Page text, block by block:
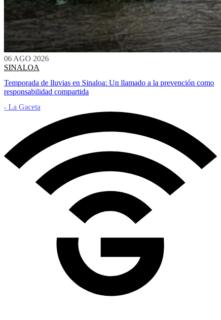
06 AGO 2026
SINALOA
Temporada de lluvias en Sinaloa: Un llamado a la prevención como
responsabilidad compartida
- La Gaceta